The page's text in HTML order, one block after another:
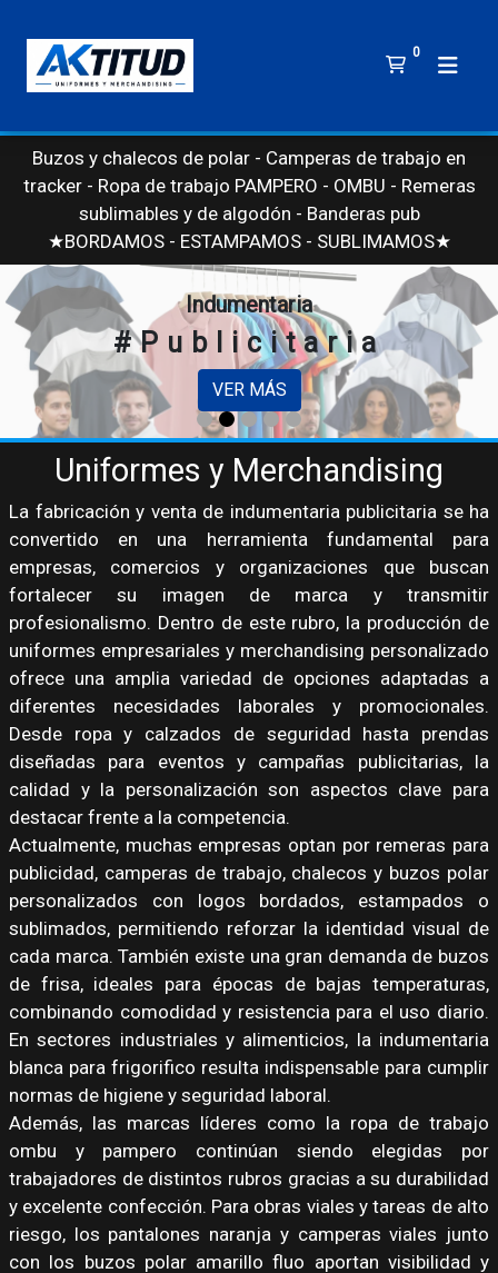
0
Buzos y chalecos de polar - Camperas de trabajo en
tracker - Ropa de trabajo PAMPERO - OMBU - Remeras
sublimables y de algodón - Banderas publicit
★BORDAMOS - ESTAMPAMOS - SUBLIMAMOS★
Indumentaria
#Publicitaria
VER MÁS
Uniformes y Merchandising
La fabricación y venta de indumentaria publicitaria se ha
convertido en una herramienta fundamental para
empresas, comercios y organizaciones que buscan
fortalecer su imagen de marca y transmitir
profesionalismo. Dentro de este rubro, la producción de
uniformes empresariales y merchandising personalizado
ofrece una amplia variedad de opciones adaptadas a
diferentes necesidades laborales y promocionales.
Desde ropa y calzados de seguridad hasta prendas
diseñadas para eventos y campañas publicitarias, la
calidad y la personalización son aspectos clave para
destacar frente a la competencia.
Actualmente, muchas empresas optan por remeras para
publicidad, camperas de trabajo, chalecos y buzos polar
personalizados con logos bordados, estampados o
sublimados, permitiendo reforzar la identidad visual de
cada marca. También existe una gran demanda de buzos
de frisa, ideales para épocas de bajas temperaturas,
combinando comodidad y resistencia para el uso diario.
En sectores industriales y alimenticios, la indumentaria
blanca para frigorifico resulta indispensable para cumplir
normas de higiene y seguridad laboral.
Además, las marcas líderes como la ropa de trabajo
ombu y pampero continúan siendo elegidas por
trabajadores de distintos rubros gracias a su durabilidad
y excelente confección. Para obras viales y tareas de alto
riesgo, los pantalones naranja y camperas viales junto
con los buzos polar amarillo fluo aportan visibilidad y